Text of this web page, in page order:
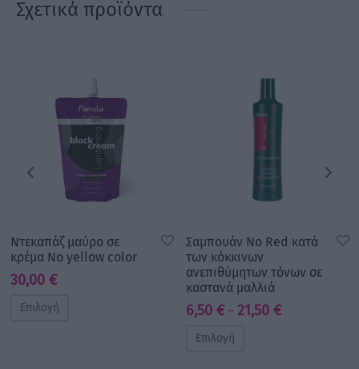
Σχετικά προϊόντα
Ντεκαπάζ μαύρο σε
κρέμα No yellow color
30,00 €
Επιλογή
Σαμπουάν No Red κατά
των κόκκινων
ανεπιθύμητων τόνων σε
καστανά μαλλιά
6,50 € – 21,50 €Price
Επιλογή